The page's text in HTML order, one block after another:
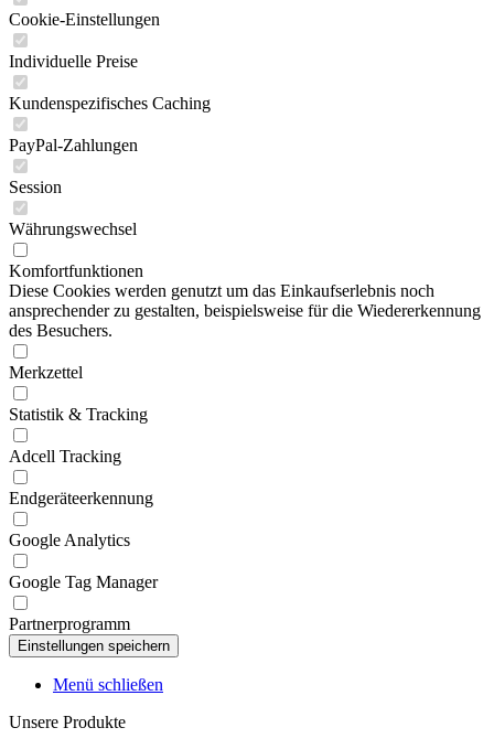
Cookie-Einstellungen
Individuelle Preise
Kundenspezifisches Caching
PayPal-Zahlungen
Session
Währungswechsel
Komfortfunktionen
Diese Cookies werden genutzt um das Einkaufserlebnis noch
ansprechender zu gestalten, beispielsweise für die Wiedererkennung
des Besuchers.
Merkzettel
Statistik & Tracking
Adcell Tracking
Endgeräteerkennung
Google Analytics
Google Tag Manager
Partnerprogramm
Menü schließen
Unsere Produkte